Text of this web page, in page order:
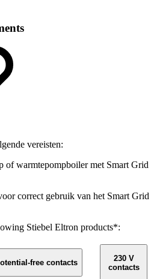
vereisten:
of warmtepompboiler met Smart Grid
correct gebruik van het Smart Grid
Stiebel Eltron products*:
free contacts
230 V
contacts